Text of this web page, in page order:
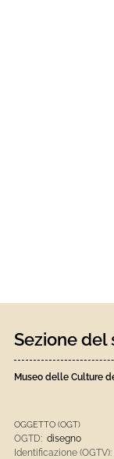
Sezione
Museo delle Culture
OGGETTO (OGT)
OGTD: disegno
Identificazione (OGTV):